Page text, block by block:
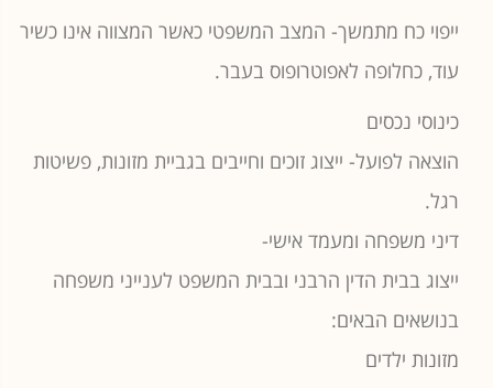
ייפוי כח מתמשך- המצב המשפטי כאשר המצווה אינו כשיר
עוד, כחלופה לאפוטרופוס בעבר.
כינוסי נכסים
הוצאה לפועל- ייצוג זוכים וחייבים בגביית מזונות, פשיטות
רגל.
דיני משפחה ומעמד אישי-
ייצוג בבית הדין הרבני ובבית המשפט לענייני משפחה
בנושאים הבאים:
מזונות ילדים